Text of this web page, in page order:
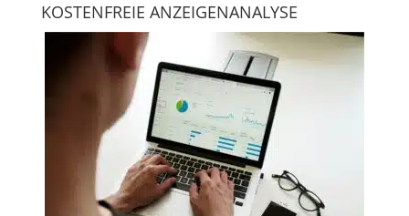
KOSTENFREIE ANZEIGENANALYSE